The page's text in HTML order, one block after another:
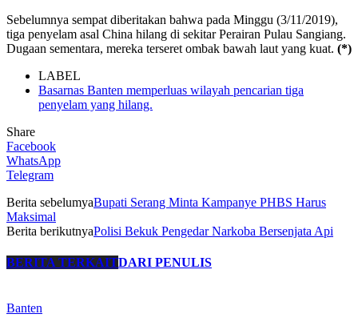
Sebelumnya sempat diberitakan bahwa pada Minggu (3/11/2019),
tiga penyelam asal China hilang di sekitar Perairan Pulau Sangiang.
Dugaan sementara, mereka terseret ombak bawah laut yang kuat. (*)
LABEL
Basarnas Banten memperluas wilayah pencarian tiga
penyelam yang hilang.
Share
Facebook
WhatsApp
Telegram
Berita sebelumyaBupati Serang Minta Kampanye PHBS Harus
Maksimal
Berita berikutnyaPolisi Bekuk Pengedar Narkoba Bersenjata Api
BERITA TERKAITDARI PENULIS
Banten